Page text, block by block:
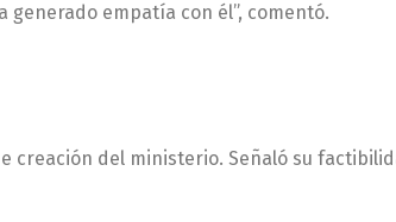
generado empatía con él”, comentó.
creación del ministerio. Señaló su